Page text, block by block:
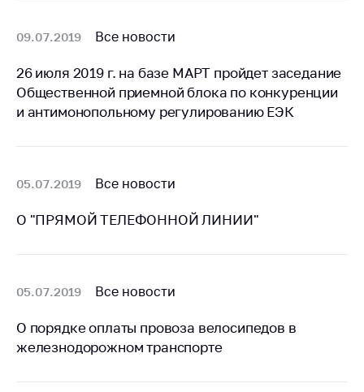
вопросам
антимонопольного
регулирования и
конкурентной
09.07.2019 Все новости
26 июля 2019 г. на базе МАРТ пройдет заседание
Общественной приемной блока по конкуренции
и антимонопольному регулированию ЕЭК
05.07.2019 Все новости
О "ПРЯМОЙ ТЕЛЕФОННОЙ ЛИНИИ"
05.07.2019 Все новости
О порядке оплаты провоза велосипедов в
железнодорожном транспорте